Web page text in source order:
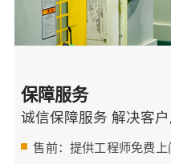
保障服务
诚信保障服务 解决客
售前：提供工程师免费